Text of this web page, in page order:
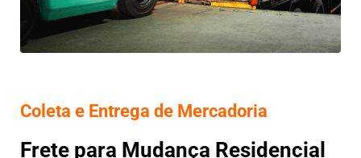
Coleta e Entrega de Mercadoria
Frete para Mudança Residencial